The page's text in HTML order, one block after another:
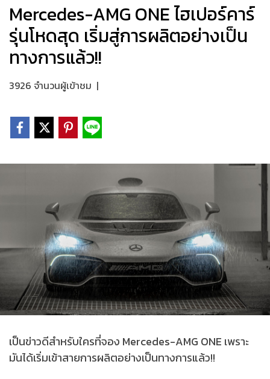
Mercedes-AMG ONE ไฮเปอร์คาร์
รุ่นโหดสุด เริ่มสู่การผลิตอย่างเป็น
ทางการแล้ว!!
3926 จำนวนผู้เข้าชม |
เป็นข่าวดีสำหรับใครที่จอง Mercedes-AMG ONE เพราะ
มันได้เริ่มเข้าสายการผลิตอย่างเป็นทางการแล้ว!!